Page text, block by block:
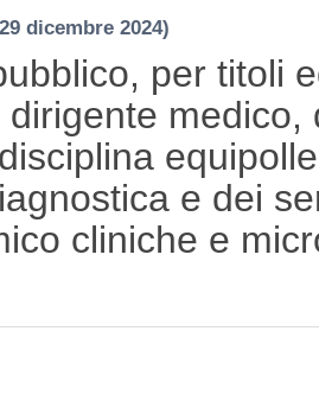
dicembre 2024)
per titoli
e dei
cliniche e